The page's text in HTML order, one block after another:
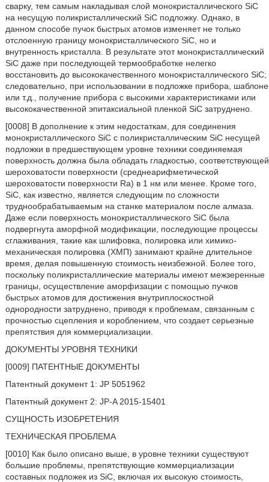
сварку, тем самым накладывая слой монокристаллического SiC
на несущую поликристаллический SiC подложку. Однако, в
данном способе пучок быстрых атомов изменяет не только
отслоенную границу монокристаллического SiC, но и
внутренность кристалла. В результате этот монокристаллический
SiC даже при последующей термообработке нелегко
восстановить до высококачественного монокристаллического SiC;
следовательно, при использовании в подложке прибора, шаблоне
или т.д., получение прибора с высокими характеристиками или
высококачественной эпитаксиальной пленкой SiC затруднено.
[0008] В дополнение к этим недостаткам, для соединения
монокристаллического SiC с поликристаллическим SiC несущей
подложки в предшествующем уровне техники соединяемая
поверхность должна была обладать гладкостью, соответствующей
шероховатости поверхности (среднеарифметической
шероховатости поверхности Ra) в 1 нм или менее. Кроме того,
SiC, как известно, является следующим по сложности
труднообрабатываемым на станке материалом после алмаза.
Даже если поверхность монокристаллического SiC была
подвергнута аморфной модификации, последующие процессы
сглаживания, такие как шлифовка, полировка или химико-
механическая полировка (ХМП) занимают крайне длительное
время, делая повышенную стоимость неизбежной. Более того,
поскольку поликристаллические материалы имеют межзеренные
границы, осуществление аморфизации с помощью пучков
быстрых атомов для достижения внутриплоскостной
однородности затруднено, приводя к проблемам, связанным с
прочностью сцепления и короблением, что создает серьезные
препятствия для коммерциализации.
ДОКУМЕНТЫ УРОВНЯ ТЕХНИКИ
[0009] ПАТЕНТНЫЕ ДОКУМЕНТЫ
Патентный документ 1: JP 5051962
Патентный документ 2: JP-A 2015-15401
СУЩНОСТЬ ИЗОБРЕТЕНИЯ
ТЕХНИЧЕСКАЯ ПРОБЛЕМА
[0010] Как было описано выше, в уровне техники существуют
большие проблемы, препятствующие коммерциализации
составных подложек из SiC, включая их высокую стоимость,